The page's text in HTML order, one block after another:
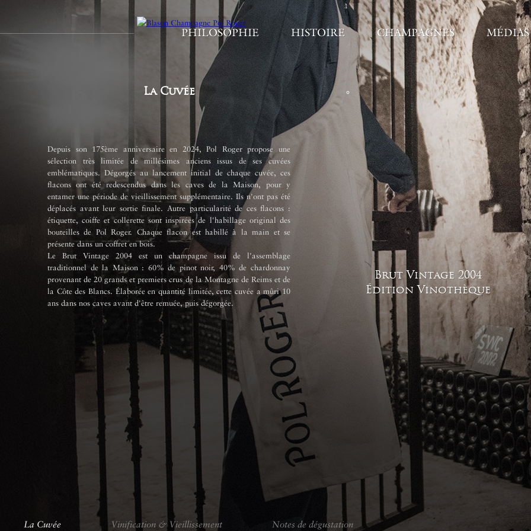
PHILOSOPHIE HISTOIRE CHAMPAGNES MÉDIAS
La Cuvée
Depuis son 175ème anniversaire en 2024, Pol Roger propose une
sélection très limitée de millésimes anciens issus de ses cuvées
emblématiques. Dégorgés au lancement initial de chaque cuvée, ces
flacons ont été redescendus dans les caves de la Maison, pour y
entamer une période de vieillissement supplémentaire. Ils n'ont pas été
déplacés avant leur sortie finale. Autre particularité de ces flacons :
étiquette, coiffe et collerette sont inspirées de l'habillage original des
bouteilles de Pol Roger. Chaque flacon est habillé à la main et se
présente dans un coffret en bois.
Le Brut Vintage 2004 est un champagne issu de l'assemblage
traditionnel de la Maison : 60% de pinot noir, 40% de chardonnay
provenant de 20 grands et premiers crus de la Montagne de Reims et de
la Côte des Blancs. Élaborée en quantité limitée, cette cuvée a mûri 10
ans dans nos caves avant d'être remuée, puis dégorgée.
Vinification &
Une fois récoltés, les raisins ont été
Un premier débourbage a été
second dans notre cuverie (à
déroulée à basse température dans
cépages et les crus ont été vinifiés
La fermentation malolactique a été
la Maison. Après dégustation,
de mousse et le vieillissement ont eu
à 33 mètres de profondeur. Tous
remués à la main, de manière
dosage.
La Cuvée Vinification &
Brut Vintage 2004
Édition Vinothèque
Vinification & Vieillissement Notes de dégustation
La Cuvée Vinification & Vieillissement Notes de dégustation